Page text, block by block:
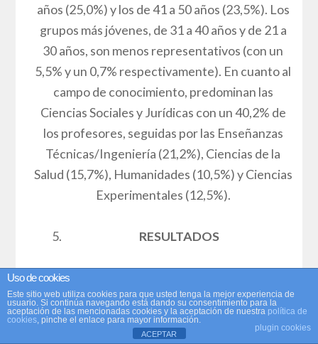
años (25,0%) y los de 41 a 50 años (23,5%). Los
grupos más jóvenes, de 31 a 40 años y de 21 a
30 años, son menos representativos (con un
5,5% y un 0,7% respectivamente). En cuanto al
campo de conocimiento, predominan las
Ciencias Sociales y Jurídicas con un 40,2% de
los profesores, seguidas por las Enseñanzas
Técnicas/Ingeniería (21,2%), Ciencias de la
Salud (15,7%), Humanidades (10,5%) y Ciencias
Experimentales (12,5%).
RESULTADOS
El primer resultado que debemos mencionar es
que la inmensa mayoría de los profesores
consultados (88,4%) ya habían experimentado
alguna vez con alguna herramienta de IAG para
Uso de cookies
Este sitio web utiliza cookies para que usted tenga la mejor experiencia de
usuario. Si continúa navegando está dando su consentimiento para la
aceptación de las mencionadas cookies y la aceptación de nuestra política de
cookies, pinche el enlace para mayor información.
plugin cookies
ACEPTAR